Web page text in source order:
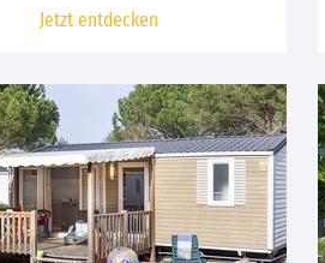
Jetzt entdecken